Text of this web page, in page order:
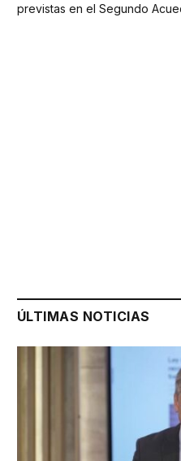
previstas en el Segundo
ÚLTIMAS NOTICIAS